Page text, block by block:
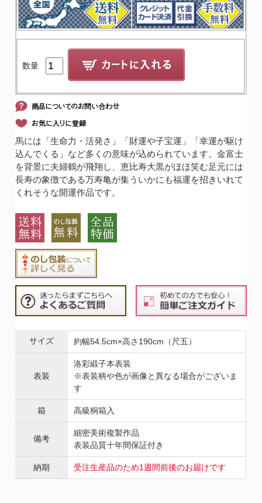
数量
馬には「生命力・活発さ」「財運や子宝運」「幸運が駆け
込んでくる」など多くの意味が込められています。金富士
を背景に夫婦鶴が飛翔し、恵比寿大黒がほほ笑む足元には
長寿の象徴である万寿亀が集ういかにも福運を招きいれて
くれそうな開運作品です。
サイズ 約幅54.5cm×高さ190cm（尺五）
表装
洛彩緞子本表装
※表装柄や色が画像と異なる場合がございま
す
箱 高級桐箱入
備考
細密美術複製作品
表装品質十年間保証付き
納期 受注生産品のため1週間前後のお届けです